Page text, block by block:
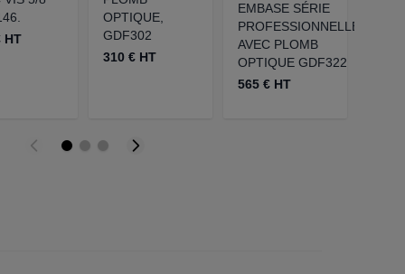
HT
OPTIQUE,
GDF302
310 € HT
EMBASE SÉRIE
PROFESSIONNELLE
AVEC PLOMB
OPTIQUE GDF322
565 € HT